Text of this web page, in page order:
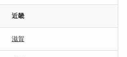
近畿
滋賀